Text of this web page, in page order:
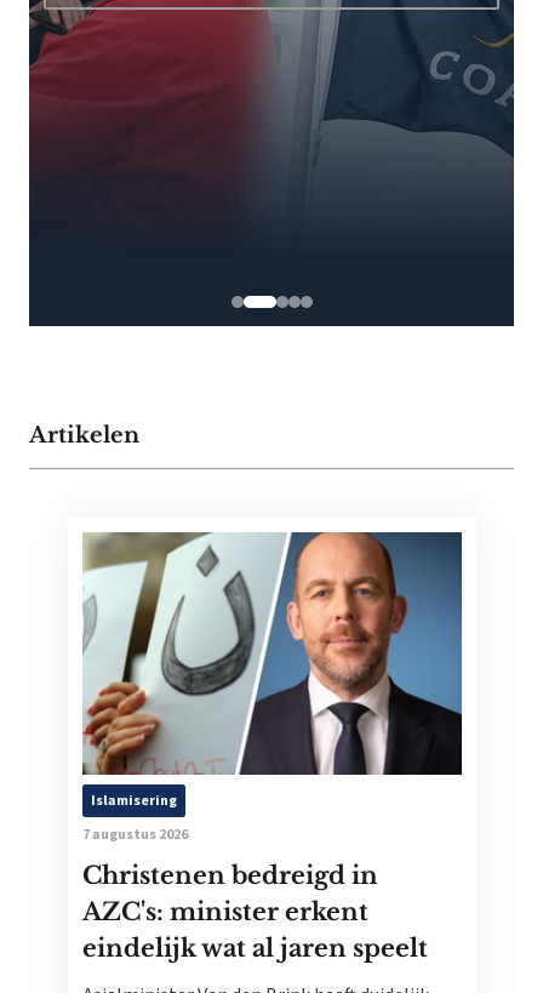
Artikelen
Islamisering
7 augustus 2026
Christenen bedreigd in
AZC's: minister erkent
eindelijk wat al jaren speelt